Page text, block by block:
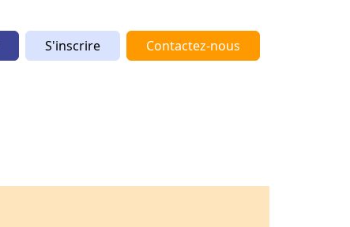
S'inscrire Contactez-nous